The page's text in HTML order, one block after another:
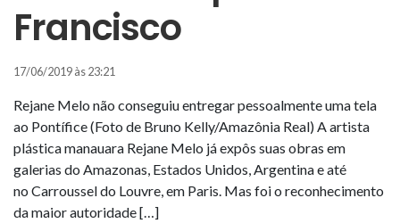
Francisco
17/06/2019 às 23:21
Rejane Melo não conseguiu entregar pessoalmente uma tela
ao Pontífice (Foto de Bruno Kelly/Amazônia Real) A artista
plástica manauara Rejane Melo já expôs suas obras em
galerias do Amazonas, Estados Unidos, Argentina e até
no Carroussel do Louvre, em Paris. Mas foi o reconhecimento
da maior autoridade […]